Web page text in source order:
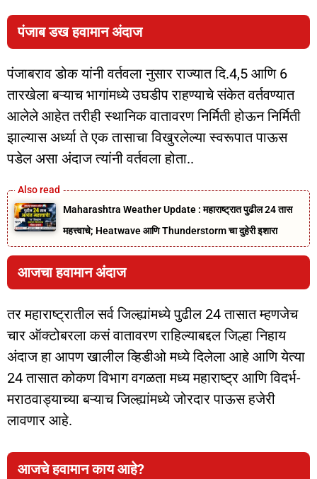
पंजाब डख हवामान अंदाज
पंजाबराव डोक यांनी वर्तवला नुसार राज्यात दि.4,5 आणि 6
तारखेला बऱ्याच भागांमध्ये उघडीप राहण्याचे संकेत वर्तवण्यात
आलेले आहेत तरीही स्थानिक वातावरण निर्मिती होऊन निर्मिती
झाल्यास अर्ध्या ते एक तासाचा विखुरलेल्या स्वरूपात पाऊस
पडेल असा अंदाज त्यांनी वर्तवला होता..
Maharashtra Weather Update : महाराष्ट्रात पुढील 24 तास
महत्त्वाचे; Heatwave आणि Thunderstorm चा दुहेरी इशारा
आजचा हवामान अंदाज
तर महाराष्ट्रातील सर्व जिल्ह्यांमध्ये पुढील 24 तासात म्हणजेच
चार ऑक्टोबरला कसं वातावरण राहिल्याबद्दल जिल्हा निहाय
अंदाज हा आपण खालील व्हिडीओ मध्ये दिलेला आहे आणि येत्या
24 तासात कोकण विभाग वगळता मध्य महाराष्ट्र आणि विदर्भ-
मराठवाड्याच्या बऱ्याच जिल्ह्यांमध्ये जोरदार पाऊस हजेरी
लावणार आहे.
आजचे हवामान काय आहे?